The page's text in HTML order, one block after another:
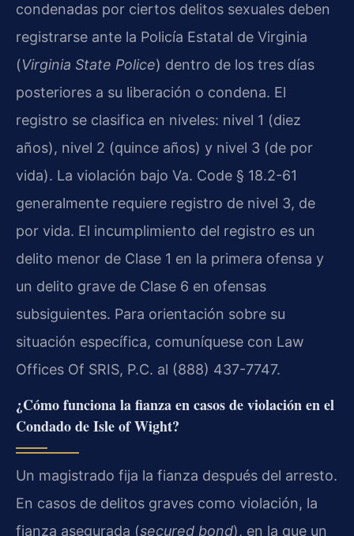
condenadas por ciertos delitos sexuales deben
registrarse ante la Policía Estatal de Virginia
(Virginia State Police) dentro de los tres días
posteriores a su liberación o condena. El
registro se clasifica en niveles: nivel 1 (diez
años), nivel 2 (quince años) y nivel 3 (de por
vida). La violación bajo Va. Code § 18.2-61
generalmente requiere registro de nivel 3, de
por vida. El incumplimiento del registro es un
delito menor de Clase 1 en la primera ofensa y
un delito grave de Clase 6 en ofensas
subsiguientes. Para orientación sobre su
situación específica, comuníquese con Law
Offices Of SRIS, P.C. al (888) 437-7747.
¿Cómo funciona la fianza en casos de violación en el
Condado de Isle of Wight?
Un magistrado fija la fianza después del arresto.
En casos de delitos graves como violación, la
fianza asegurada (secured bond), en la que un